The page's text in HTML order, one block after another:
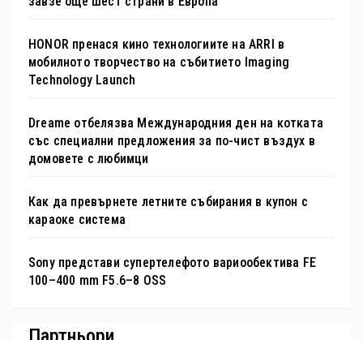
HONOR пренася кино технологиите на ARRI в
мобилното творчество на събитието Imaging
Technology Launch
Dreame отбелязва Международния ден на котката
със специални предложения за по-чист въздух в
домовете с любимци
Как да превърнете летните събирания в купон с
караоке система
Sony представи супертелефото вариообектива FE
100–400 mm F5.6–8 OSS